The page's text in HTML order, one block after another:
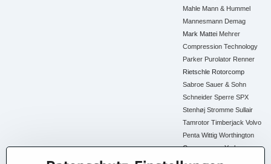
Mahle Mann & Hummel
Mannesmann Demag
Mark Mattei Mehrer
Compression Technology
Parker Purolator Renner
Rietschle Rotorcomp
Sabroe Sauer & Sohn
Schneider Sperre SPX
Stenhøj Stromme Sullair
Tamrotor Timberjack Volvo
Penta Wittig Worthington
Creyssensac York
Alle Ersatzteile